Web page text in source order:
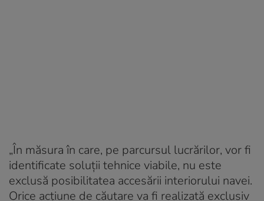
„În măsura în care, pe parcursul lucrărilor, vor fi
identificate soluţii tehnice viabile, nu este
exclusă posibilitatea accesării interiorului navei.
Orice acţiune de căutare va fi realizată exclusiv